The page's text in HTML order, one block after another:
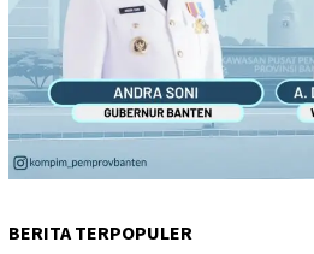
BERITA TERPOPULER